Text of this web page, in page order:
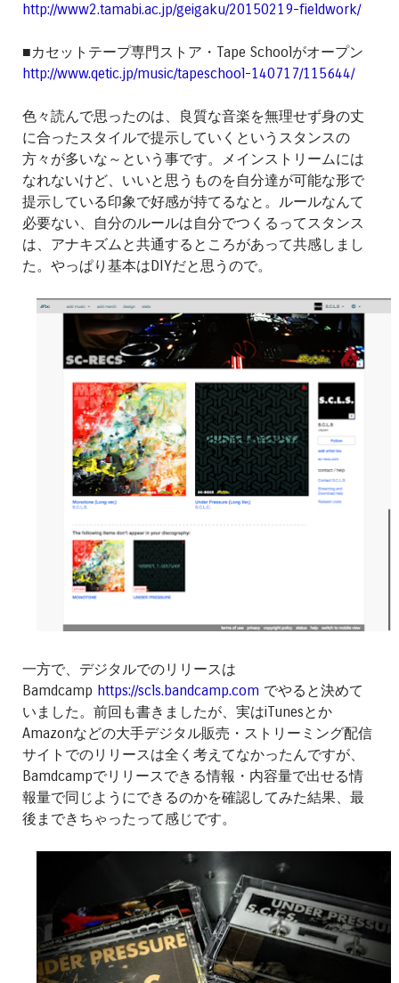
http://www2.tamabi.ac.jp/geigaku/20150219-fieldwork/
■カセットテープ専門ストア・Tape Schoolがオープン
http://www.qetic.jp/music/tapeschool-140717/115644/
色々読んで思ったのは、良質な音楽を無理せず身の丈
に合ったスタイルで提示していくというスタンスの
方々が多いな～という事です。メインストリームには
なれないけど、いいと思うものを自分達が可能な形で
提示している印象で好感が持てるなと。ルールなんて
必要ない、自分のルールは自分でつくるってスタンス
は、アナキズムと共通するところがあって共感しまし
た。やっぱり基本はDIYだと思うので。
一方で、デジタルでのリリースは
Bamdcamp https://scls.bandcamp.com でやると決めて
いました。前回も書きましたが、実はiTunesとか
Amazonなどの大手デジタル販売・ストリーミング配信
サイトでのリリースは全く考えてなかったんですが、
Bamdcampでリリースできる情報・内容量で出せる情
報量で同じようにできるのかを確認してみた結果、最
後まできちゃったって感じです。